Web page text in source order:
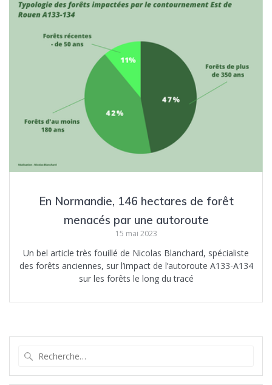
En Normandie, 146 hectares de forêt
menacés par une autoroute
15 mai 2023
Un bel article très fouillé de Nicolas Blanchard, spécialiste
des forêts anciennes, sur l’impact de l’autoroute A133-A134
sur les forêts le long du tracé
: